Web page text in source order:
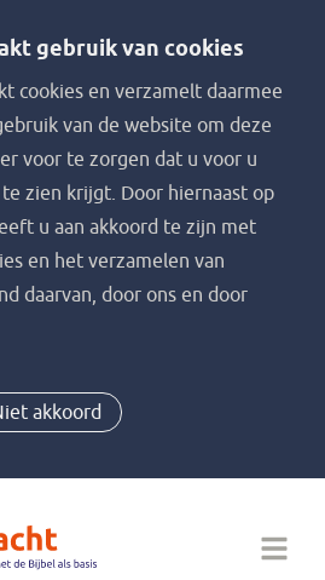
gebruik van cookies
cookies en verzamelt daarmee
van de website om deze
voor te zorgen dat u voor u
zien krijgt. Door hiernaast op
u aan akkoord te zijn met
en het verzamelen van
daarvan, door ons en door
akkoord